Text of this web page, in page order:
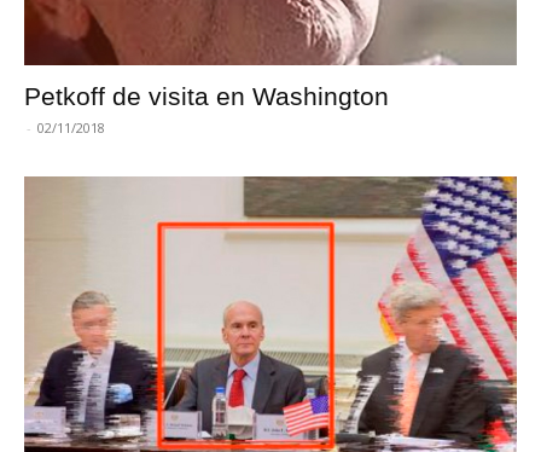
Petkoff de visita en Washington
- 02/11/2018